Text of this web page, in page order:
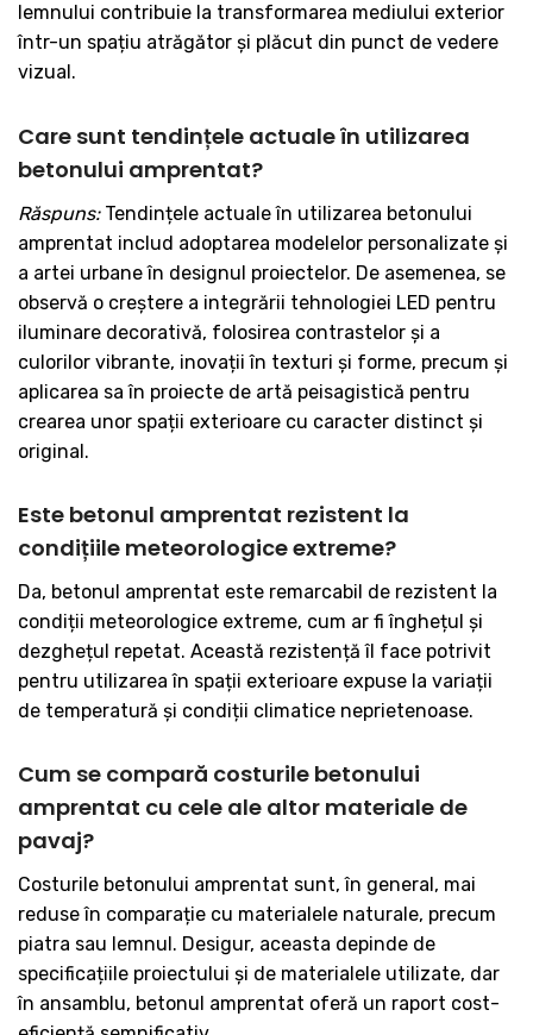
lemnului contribuie la transformarea mediului exterior
într-un spațiu atrăgător și plăcut din punct de vedere
vizual.
Care sunt tendințele actuale în utilizarea
betonului amprentat?
Răspuns:Tendințele actuale în utilizarea betonului
amprentat includ adoptarea modelelor personalizate și
a artei urbane în designul proiectelor. De asemenea, se
observă o creștere a integrării tehnologiei LED pentru
iluminare decorativă, folosirea contrastelor și a
culorilor vibrante, inovații în texturi și forme, precum și
aplicarea sa în proiecte de artă peisagistică pentru
crearea unor spații exterioare cu caracter distinct și
original.
Este betonul amprentat rezistent la
condițiile meteorologice extreme?
Da, betonul amprentat este remarcabil de rezistent la
condiții meteorologice extreme, cum ar fi înghețul și
dezghețul repetat. Această rezistență îl face potrivit
pentru utilizarea în spații exterioare expuse la variații
de temperatură și condiții climatice neprietenoase.
Cum se compară costurile betonului
amprentat cu cele ale altor materiale de
pavaj?
Costurile betonului amprentat sunt, în general, mai
reduse în comparație cu materialele naturale, precum
piatra sau lemnul. Desigur, aceasta depinde de
specificațiile proiectului și de materialele utilizate, dar
în ansamblu, betonul amprentat oferă un raport cost-